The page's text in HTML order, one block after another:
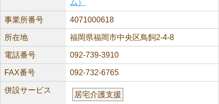
ム）
事業所番号 4071000618
所在地 福岡県福岡市中央区鳥飼2-4-8
電話番号 092-739-3910
FAX番号 092-732-6765
併設サービス
居宅介護支援